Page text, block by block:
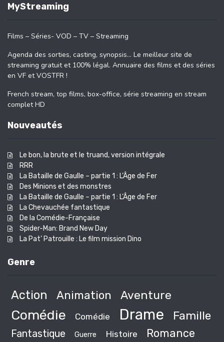
MyStreaming
Films – Séries- VOD – TV – Streaming
Agenda des sorties, casting, synopsis… Le meilleur site de
streaming gratuit et 100% légal. Annuaire des films et des séries
en VF et VOSTFR !
French stream, top films, box-office, série streaming en stream
complet HD
Nouveautés
Le bon, la brute et le truand, version intégrale
RRR
La Bataille de Gaulle – partie 1 : L’Âge de Fer
Des Minions et des monstres
La Bataille de Gaulle – partie 1 : L’Âge de Fer
La Chevauchée fantastique
De la Comédie-Française
Spider-Man: Brand New Day
La Pat’ Patrouille : Le film mission Dino
Genre
Action Animation Aventure
Comédie Comédie Drame Famille
Fantastique Guerre Histoire Romance